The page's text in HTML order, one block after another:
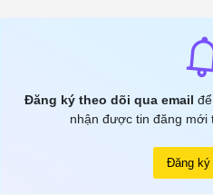
Đăng ký theo dõi qua email
nhận được tin đăng mới
Đăng ký